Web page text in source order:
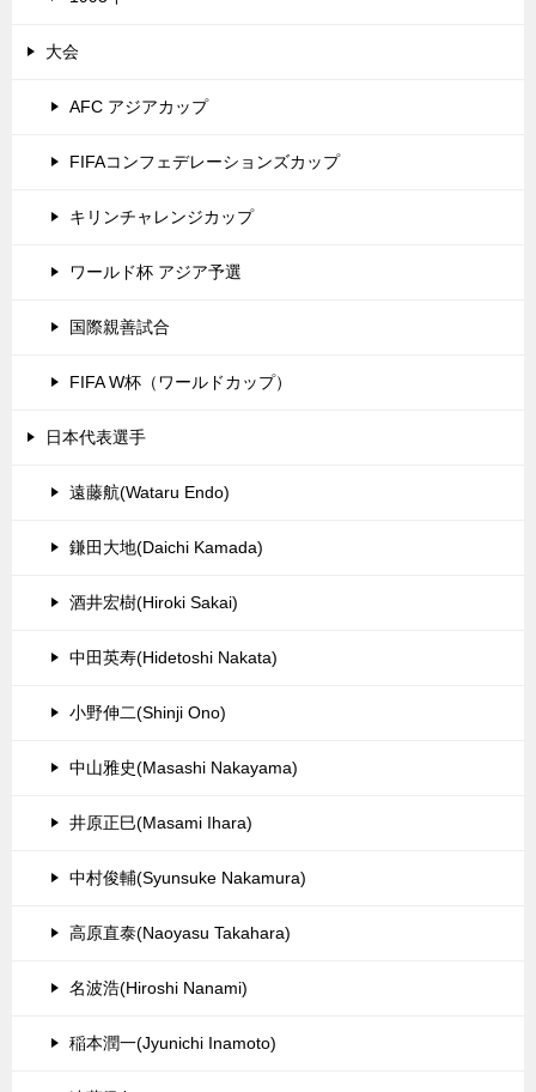
大会
AFC アジアカップ
FIFAコンフェデレーションズカップ
キリンチャレンジカップ
ワールド杯 アジア予選
国際親善試合
FIFA W杯（ワールドカップ）
日本代表選手
遠藤航(Wataru Endo)
鎌田大地(Daichi Kamada)
酒井宏樹(Hiroki Sakai)
中田英寿(Hidetoshi Nakata)
小野伸二(Shinji Ono)
中山雅史(Masashi Nakayama)
井原正巳(Masami Ihara)
中村俊輔(Syunsuke Nakamura)
高原直泰(Naoyasu Takahara)
名波浩(Hiroshi Nanami)
稲本潤一(Jyunichi Inamoto)